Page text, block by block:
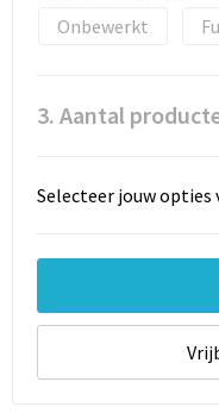
Onbewerkt
3. Aantal
Selecteer jouw opties